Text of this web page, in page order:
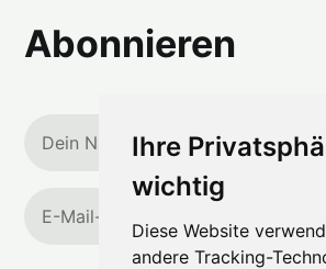
Ihre
wichtig
Diese Website
andere Tracking-
Abonnieren